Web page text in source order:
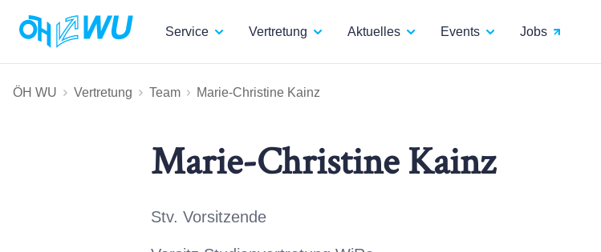
Service Vertretung Aktuelles Events Jobs
ÖH WU Vertretung Team Marie-Christine Kainz
Marie-Christine Kainz
Stv. Vorsitzende